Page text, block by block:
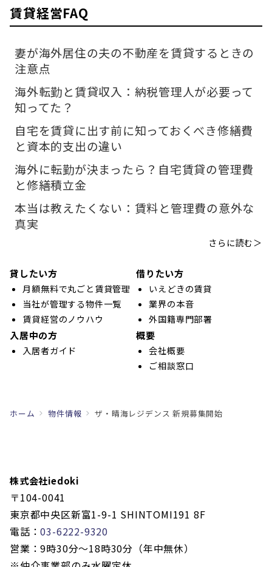
賃貸経営FAQ
妻が海外居住の夫の不動産を賃貸するときの
注意点
海外転勤と賃貸収入：納税管理人が必要って
知ってた？
自宅を賃貸に出す前に知っておくべき修繕費
と資本的支出の違い
海外に転勤が決まったら？自宅賃貸の管理費
と修繕積立金
本当は教えたくない：賃料と管理費の意外な
真実
さらに読む＞
貸したい方
月額無料で丸ごと賃貸管理
当社が管理する物件一覧
賃貸経営のノウハウ
借りたい方
いえどきの賃貸
業界の本音
外国籍専門部署
入居中の方
入居者ガイド
概要
会社概要
ご相談窓口
ホーム 物件情報 ザ・晴海レジデンス 新規募集開始
株式会社iedoki
〒104-0041
東京都中央区新富1-9-1 SHINTOMI191 8F
電話：03-6222-9320
営業：9時30分〜18時30分（年中無休）